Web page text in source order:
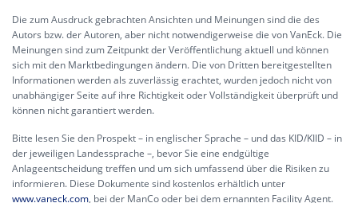
Die zum Ausdruck gebrachten Ansichten und Meinungen sind die des
Autors bzw. der Autoren, aber nicht notwendigerweise die von VanEck. Die
Meinungen sind zum Zeitpunkt der Veröffentlichung aktuell und können
sich mit den Marktbedingungen ändern. Die von Dritten bereitgestellten
Informationen werden als zuverlässig erachtet, wurden jedoch nicht von
unabhängiger Seite auf ihre Richtigkeit oder Vollständigkeit überprüft und
können nicht garantiert werden.
Bitte lesen Sie den Prospekt – in englischer Sprache – und das KID/KIID – in
der jeweiligen Landessprache –, bevor Sie eine endgültige
Anlageentscheidung treffen und um sich umfassend über die Risiken zu
informieren. Diese Dokumente sind kostenlos erhältlich unter
www.vaneck.com, bei der ManCo oder bei dem ernannten Facility Agent.